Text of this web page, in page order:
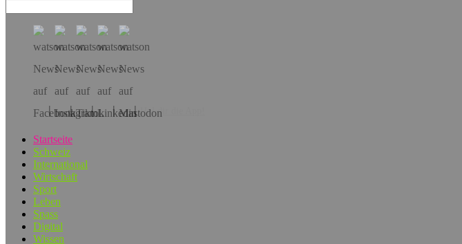
Hol dir die App!
Startseite
Schweiz
International
Wirtschaft
Sport
Leben
Spass
Digital
Wissen